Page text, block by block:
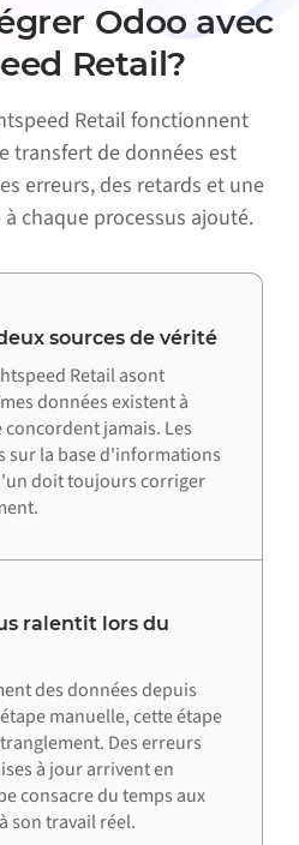
Odoo avec
Retail?
Retail fonctionnent
transfert de données est
erreurs, des retards et une
chaque processus ajouté.
sources de vérité
Retail asont
données existent à
jamais. Les
sur la base d'informations
doit toujours corriger
ralentit lors du
des données depuis
manuelle, cette étape
Des erreurs
à jour arrivent en
consacre du temps aux
son travail réel.